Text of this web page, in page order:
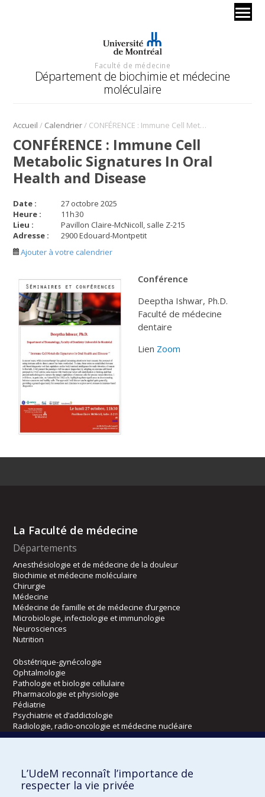
Faculté de médecine
Département de biochimie et médecine
moléculaire
Accueil / Calendrier/ CONFÉRENCE : Immune Cell Metabolic Signatures In Oral Health and Disease
CONFÉRENCE : Immune Cell
Metabolic Signatures In Oral
Health and Disease
Date :
27 octobre 2025
Heure :
11h30
Lieu :
Pavillon Claire-McNicoll, salle Z-215
Adresse :
2900 Edouard-Montpetit
Ajouter à votre calendrier
Conférence
Deeptha Ishwar, Ph.D.
Faculté de médecine
dentaire
Lien Zoom
La Faculté de médecine
Départements
Anesthésiologie et de médecine de la douleur
Biochimie et médecine moléculaire
Chirurgie
Médecine
Médecine de famille et de médecine d’urgence
Microbiologie, infectiologie et immunologie
Neurosciences
Nutrition
Obstétrique-gynécologie
Ophtalmologie
Pathologie et biologie cellulaire
Pharmacologie et physiologie
Pédiatrie
Psychiatrie et d’addictologie
Radiologie, radio-oncologie et médecine nucléaire
Kinésiologie et des sciences de l’activité physique
Orthophonie et audiologie
L’UdeM reconnaît l’importance de
respecter la vie privée